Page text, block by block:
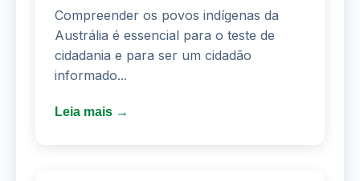
Compreender os povos indígenas da
Austrália é essencial para o teste de
cidadania e para ser um cidadão
informado...
Leia mais →